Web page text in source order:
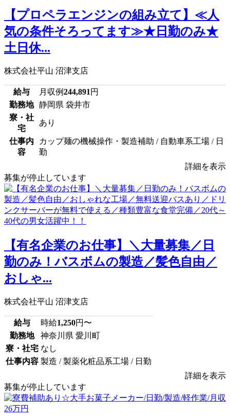
【プロペラエンジンの組み立て】≪人
気の条件そろってます≫★日勤のみ★
土日休...
株式会社平山 沼津支店
給与 月収例244,891円
勤務地
静岡県 袋井市
寮・社
宅
あり
仕事内
容
カップ麺の機械操作・製造補助 / 自動車系工場 / 日
勤
詳細を表示
募集が停止しています
【有名企業のお仕事】＼大量募集／日
勤のみ！バスボムの製造／髪色自由／
おしゃ...
株式会社平山 沼津支店
給与 時給1,250円〜
勤務地
神奈川県 愛川町
寮・社宅 なし
仕事内容 製造 / 製薬化粧品系工場 / 日勤
詳細を表示
募集が停止しています